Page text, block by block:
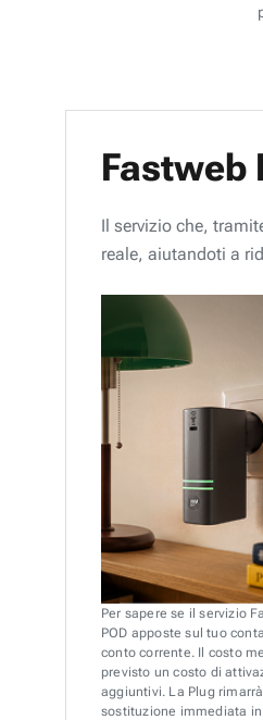
Fastweb
Il servizio che,
reale, aiutandoti a
Per sapere se il servizio
POD apposte sul tuo
conto corrente. Il costo
previsto un costo di
aggiuntivi. La Plug
sostituzione immediata